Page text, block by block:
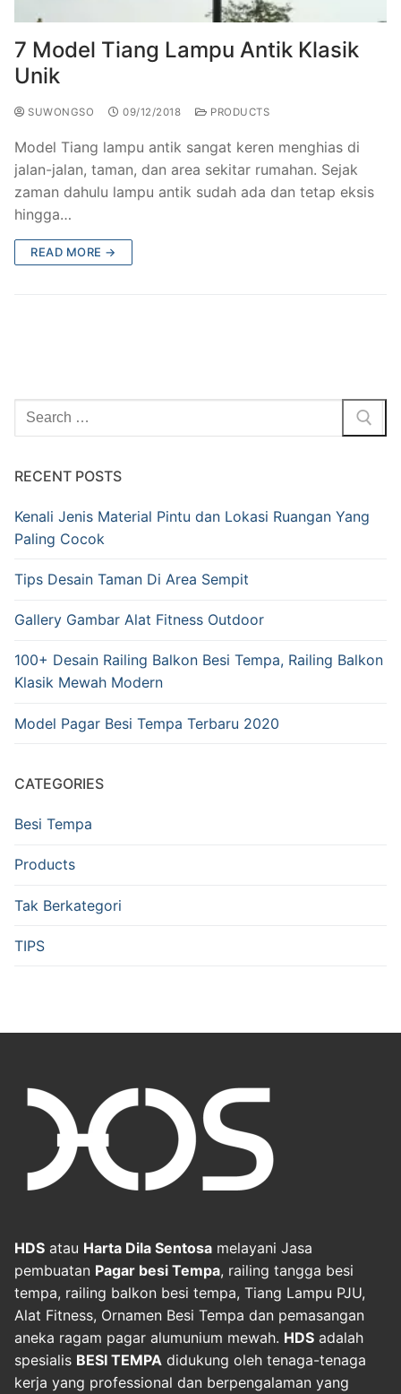
7 Model Tiang Lampu Antik Klasik
Unik
SUWONGSO 09/12/2018 PRODUCTS
Model Tiang lampu antik sangat keren menghias di
jalan-jalan, taman, dan area sekitar rumahan. Sejak
zaman dahulu lampu antik sudah ada dan tetap eksis
hingga…
READ MORE →
RECENT POSTS
Kenali Jenis Material Pintu dan Lokasi Ruangan Yang
Paling Cocok
Tips Desain Taman Di Area Sempit
Gallery Gambar Alat Fitness Outdoor
100+ Desain Railing Balkon Besi Tempa, Railing Balkon
Klasik Mewah Modern
Model Pagar Besi Tempa Terbaru 2020
CATEGORIES
Besi Tempa
Products
Tak Berkategori
TIPS
HDS atau Harta Dila Sentosa melayani Jasa
pembuatan Pagar besi Tempa, railing tangga besi
tempa, railing balkon besi tempa, Tiang Lampu PJU,
Alat Fitness, Ornamen Besi Tempa dan pemasangan
aneka ragam pagar alumunium mewah. HDS adalah
spesialis BESI TEMPA didukung oleh tenaga-tenaga
kerja yang professional dan berpengalaman yang